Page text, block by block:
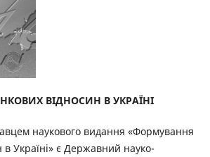
ВІДНОСИН В УКРАЇНІ
наукового видання «Формування
в Україні» є Державний науко-